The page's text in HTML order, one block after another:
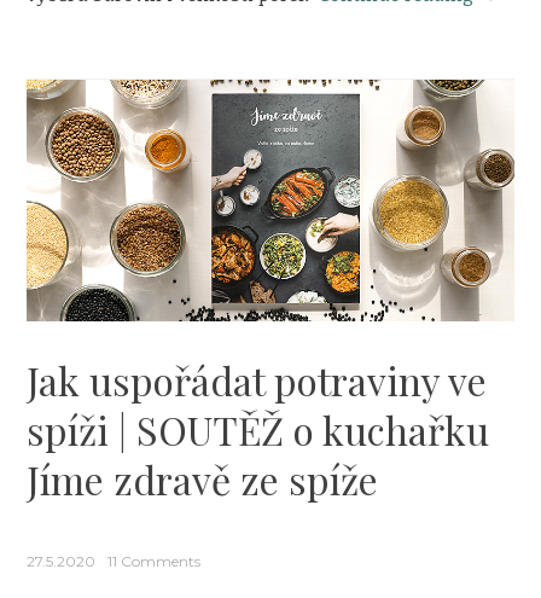
v
létě
–
nová
s
Jak uspořádat potraviny ve
spíži | SOUTĚŽ o kuchařku
Jíme zdravě ze spíže
27.5.2020 11 Comments